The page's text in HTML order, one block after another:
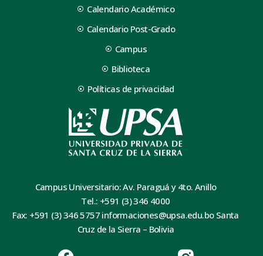
Calendario Académico
Calendario Post-Grado
Campus
Biblioteca
Políticas de privacidad
Campus Universitario: Av. Paraguá y 4to. Anillo
Tel.: +591 (3) 346 4000
Fax: +591 (3) 346 5757 informaciones@upsa.edu.bo Santa
Cruz de la Sierra – Bolivia